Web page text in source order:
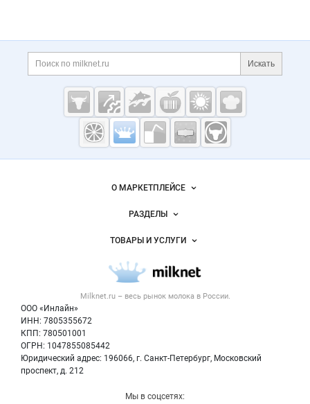
Дополнительная информация
Поиск по сайту и
Искать
Cсылки на полезные проекты
Молочная
промышленность
Milknet.ru
Важные разделы и контакты
Milknet.ru – весь рынок молокав России.
ООО «Инлайн»
ИНН: 7805355672
КПП: 780501001
ОГРН: 1047855085442
Юридический адрес: 196066, г. Санкт-Петербург, Московский
проспект, д. 212
Навигация по сайтуО МАРКЕТПЛЕЙСЕ
Новости Milknet.ru
Размещение рекламы
Публичная оферта
Контактная информация
Политика обработки персональных данных
РАЗДЕЛЫ
Объявления
Новости рынка
ТОВАРЫ И УСЛУГИ
Молочная продукция
Вторичное сырье
Оборудование
Мы в соцсетях: